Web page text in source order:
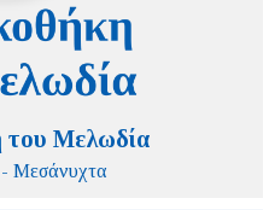
του Μελωδία
Μεσάνυχτα